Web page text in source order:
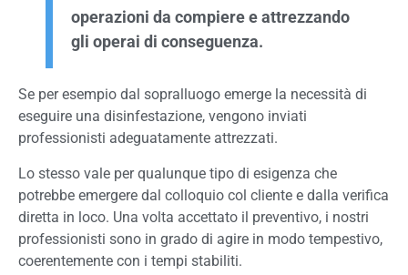
operazioni da compiere e attrezzando
gli operai di conseguenza.
Se per esempio dal sopralluogo emerge la necessità di
eseguire una disinfestazione, vengono inviati
professionisti adeguatamente attrezzati.
Lo stesso vale per qualunque tipo di esigenza che
potrebbe emergere dal colloquio col cliente e dalla verifica
diretta in loco. Una volta accettato il preventivo, i nostri
professionisti sono in grado di agire in modo tempestivo,
coerentemente con i tempi stabiliti.